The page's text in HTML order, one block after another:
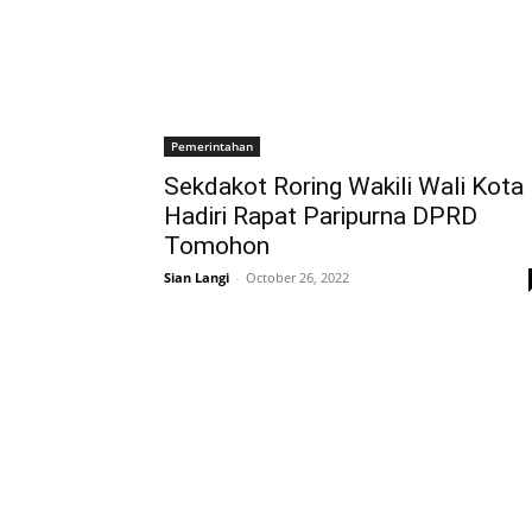
Pemerintahan
Sekdakot Roring Wakili Wali Kota
Hadiri Rapat Paripurna DPRD
Tomohon
Sian Langi - October 26, 2022